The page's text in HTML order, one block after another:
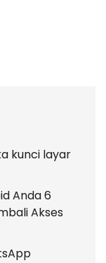
kunci layar
Anda 6
Akses